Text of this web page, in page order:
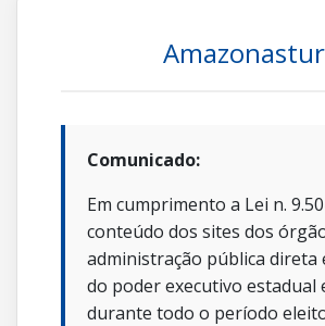
Amazonastur
Comunicado:
Em cumprimento a Lei n.
conteúdo dos sites dos
administração pública direta
do poder executivo estadual
durante todo o período